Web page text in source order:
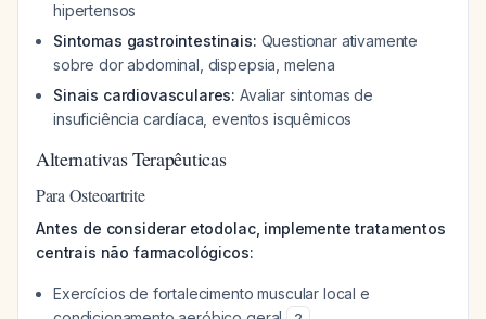
hipertensos
Sintomas gastrointestinais: Questionar ativamente
sobre dor abdominal, dispepsia, melena
Sinais cardiovasculares: Avaliar sintomas de
insuficiência cardíaca, eventos isquêmicos
Alternativas Terapêuticas
Para Osteoartrite
Antes de considerar etodolac, implemente tratamentos
centrais não farmacológicos:
Exercícios de fortalecimento muscular local e